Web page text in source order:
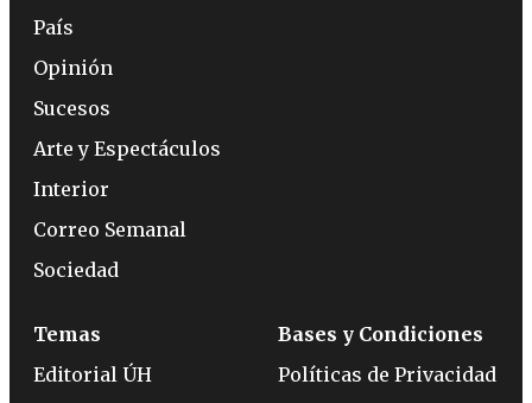
País
Opinión
Sucesos
Arte y Espectáculos
Interior
Correo Semanal
Sociedad
Temas
Editorial ÚH
Bases y Condiciones
Políticas de Privacidad